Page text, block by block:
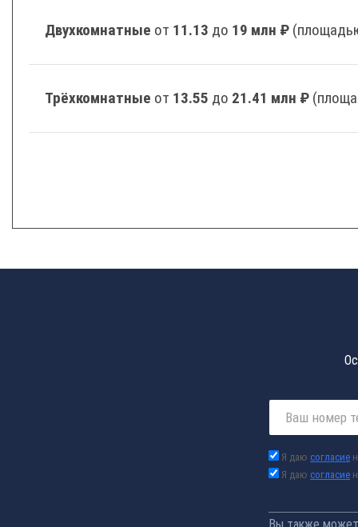
Двухкомнатные от 11.13 до 19 млн ₽
Трёхкомнатные от 13.55 до 21.41 млн ₽
Я даю согласие
Я даю согласие